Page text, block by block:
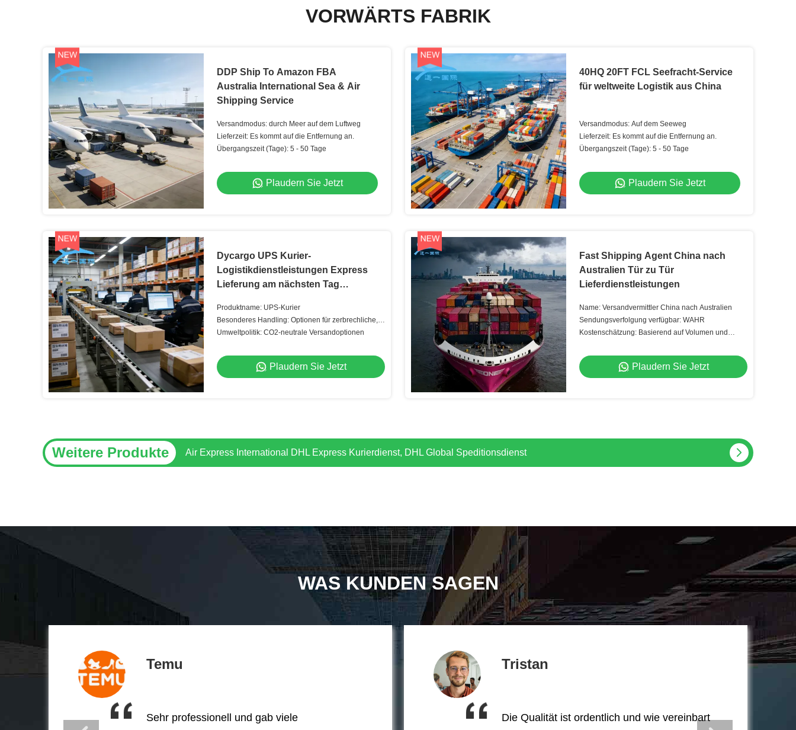
VORWÄRTS FABRIK
DDP Ship To Amazon FBA
Australia International Sea & Air
Shipping Service
Versandmodus: durch Meer auf dem Luftweg
Lieferzeit: Es kommt auf die Entfernung an.
Übergangszeit (Tage): 5 - 50 Tage
Plaudern Sie Jetzt
40HQ 20FT FCL Seefracht-Service
für weltweite Logistik aus China
Versandmodus: Auf dem Seeweg
Lieferzeit: Es kommt auf die Entfernung an.
Übergangszeit (Tage): 5 - 50 Tage
Plaudern Sie Jetzt
Dycargo UPS Kurier-
Logistikdienstleistungen Express
Lieferung am nächsten Tag
Produktname: UPS-Kurier
Besonderes Handling: Optionen für zerbrechliche,
verderbliche und gefährliche Güter
Umweltpolitik: CO2-neutrale Versandoptionen
Plaudern Sie Jetzt
Fast Shipping Agent China nach
Australien Tür zu Tür
Lieferdienstleistungen
Name: Versandvermittler China nach Australien
Sendungsverfolgung verfügbar: WAHR
Kostenschätzung: Basierend auf Volumen und
Plaudern Sie Jetzt
Weitere Produkte Transportfracht Spedition China nach UK Luftfracht Agent 24 7 Kundenbetreuung
WAS KUNDEN SAGEN
Temu
Sehr professionell und gab viele
Tristan
Die Qualität ist ordentlich und wie vereinbart